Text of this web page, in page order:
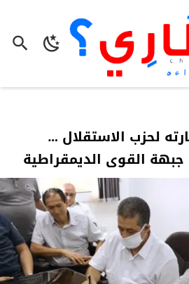
لحزب الاستقلال …
القوى الديمقراطية